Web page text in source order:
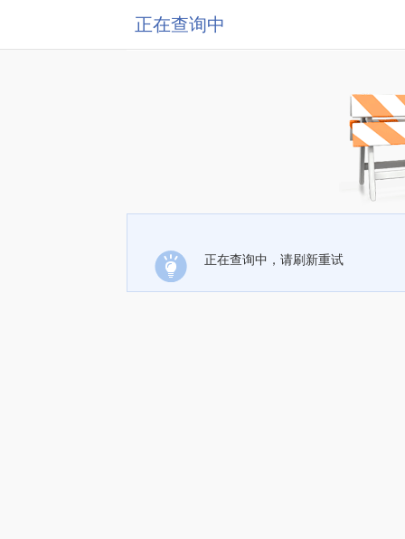
正在查询中
正在查询中，请刷新重试